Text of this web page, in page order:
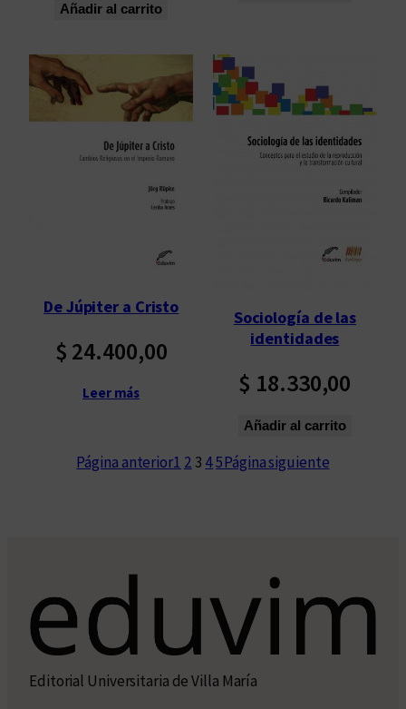
Añadir al carrito
De Júpiter a Cristo
$ 24.400,00
Leer más
Sociología de las
identidades
$ 18.330,00
Añadir al carrito
Página anterior1 23 45Página siguiente
Editorial Universitaria de Villa María